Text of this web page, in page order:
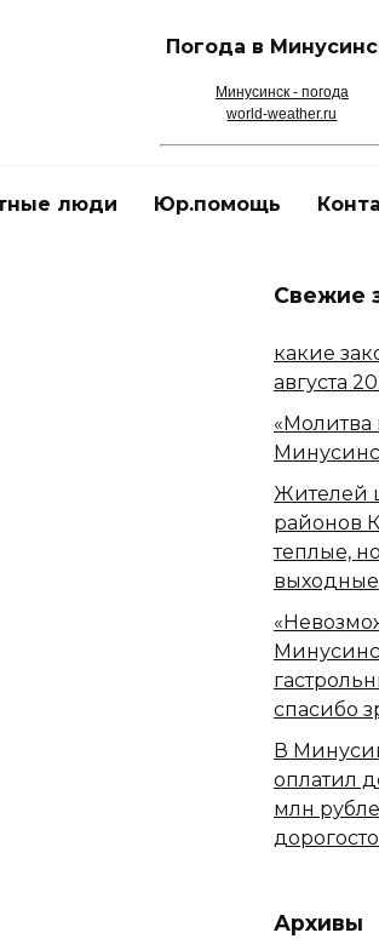
Погода в
Минусинск - погода
world-weather.ru
люди Юр.помощь
Свежие
какие
августа
«Молитва
Жителей
районов
теплые,
выходные
спасибо
В
оплатил
млн
Архивы